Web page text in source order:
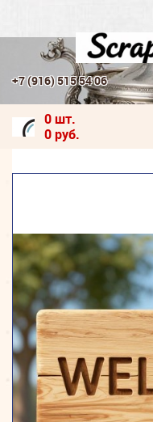
+7 (916) 515 54 06
0 шт.
0 руб.